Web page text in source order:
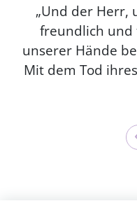
„Und der Herr,
freundlich und
unserer Hände
Mit dem Tod